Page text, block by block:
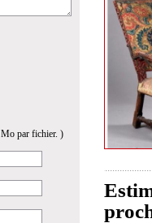
par fichier. )